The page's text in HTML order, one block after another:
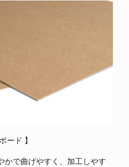
ード 】
かで曲げやすく、加工しやす